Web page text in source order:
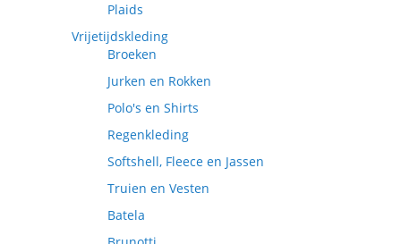
Plaids
Vrijetijdskleding
Broeken
Jurken en Rokken
Polo's en Shirts
Regenkleding
Softshell, Fleece en Jassen
Truien en Vesten
Batela